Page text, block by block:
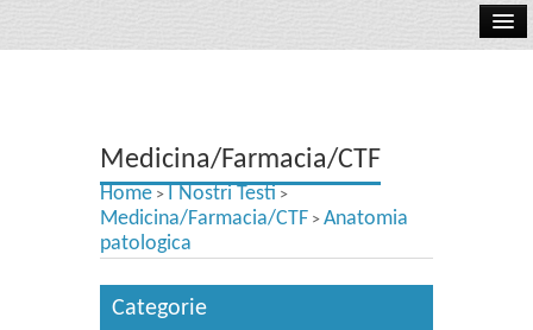
Testi Concorsi
Testi scolastici
Carta Cultura e Carta del Merito - Carta Docente
I nostri servizi
Medicina/Farmacia/CTF
Home > I Nostri Testi >
Medicina/Farmacia/CTF > Anatomia
patologica
Categorie